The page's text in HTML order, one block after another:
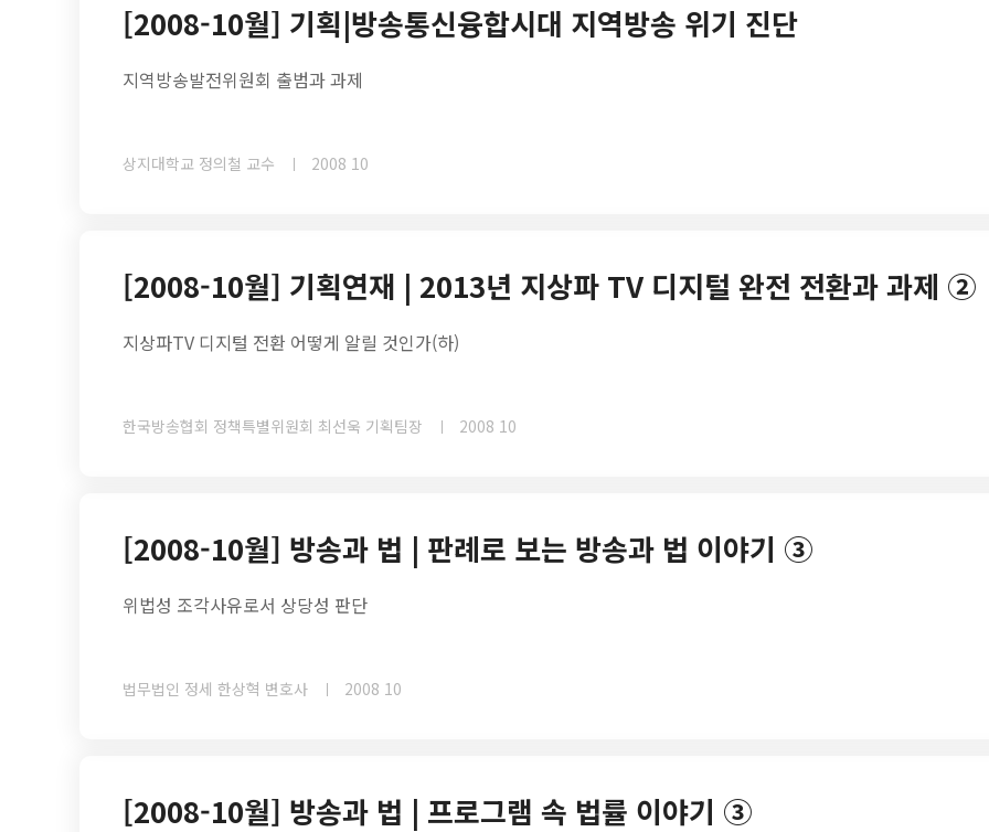
[2008-10월] 기획|방송통신융합시대 지역방송 위기 진단
지역방송발전위원회 출범과 과제
상지대학교 정의철 교수 2008 10
[2008-10월] 기획연재 | 2013년 지상파 TV 디지털 완전 전환과 과제 ②
지상파TV 디지털 전환 어떻게 알릴 것인가(하)
한국방송협회 정책특별위원회 최선욱 기획팀장 2008 10
[2008-10월] 방송과 법 | 판례로 보는 방송과 법 이야기 ③
위법성 조각사유로서 상당성 판단
법무법인 정세 한상혁 변호사 2008 10
[2008-10월] 방송과 법 | 프로그램 속 법률 이야기 ③